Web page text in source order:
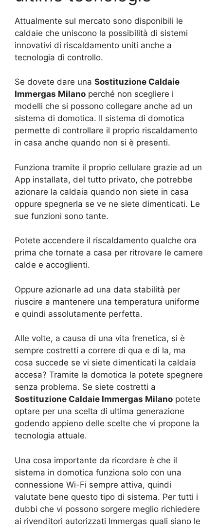
Attualmente sul mercato sono disponibili le
caldaie che uniscono la possibilità di sistemi
innovativi di riscaldamento uniti anche a
tecnologia di controllo.
Se dovete dare una Sostituzione Caldaie
Immergas Milano perché non scegliere i
modelli che si possono collegare anche ad un
sistema di domotica. Il sistema di domotica
permette di controllare il proprio riscaldamento
in casa anche quando non si è presenti.
Funziona tramite il proprio cellulare grazie ad un
App installata, del tutto privato, che potrebbe
azionare la caldaia quando non siete in casa
oppure spegnerla se ve ne siete dimenticati. Le
sue funzioni sono tante.
Potete accendere il riscaldamento qualche ora
prima che tornate a casa per ritrovare le camere
calde e accoglienti.
Oppure azionarle ad una data stabilità per
riuscire a mantenere una temperatura uniforme
e quindi assolutamente perfetta.
Alle volte, a causa di una vita frenetica, si è
sempre costretti a correre di qua e di la, ma
cosa succede se vi siete dimenticati la caldaia
accesa? Tramite la domotica la potete spegnere
senza problema. Se siete costretti a
Sostituzione Caldaie Immergas Milano potete
optare per una scelta di ultima generazione
godendo appieno delle scelte che vi propone la
tecnologia attuale.
Una cosa importante da ricordare è che il
sistema in domotica funziona solo con una
connessione Wi-Fi sempre attiva, quindi
valutate bene questo tipo di sistema. Per tutti i
dubbi che vi possono sorgere meglio richiedere
ai rivenditori autorizzati Immergas quali siano le